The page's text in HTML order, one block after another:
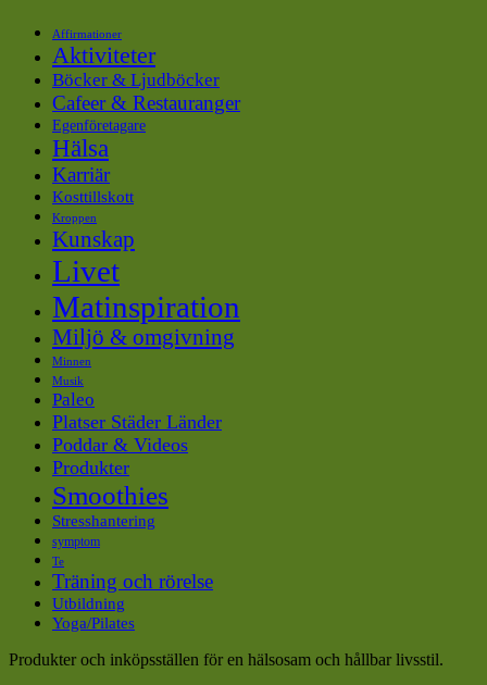
Affirmationer
Aktiviteter
Böcker & Ljudböcker
Cafeer & Restauranger
Egenföretagare
Hälsa
Karriär
Kosttillskott
Kroppen
Kunskap
Livet
Matinspiration
Miljö & omgivning
Minnen
Musik
Paleo
Platser Städer Länder
Poddar & Videos
Produkter
Smoothies
Stresshantering
symptom
Te
Träning och rörelse
Utbildning
Yoga/Pilates
Produkter och inköpsställen för en hälsosam och hållbar livsstil.